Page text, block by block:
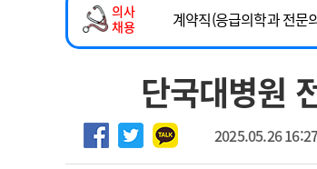
인포메이션 행정처분
회사소개
의사
채용
하반기 전공의(레지던트
마취통증의학과 임기제
단국대병원
2025.05.26